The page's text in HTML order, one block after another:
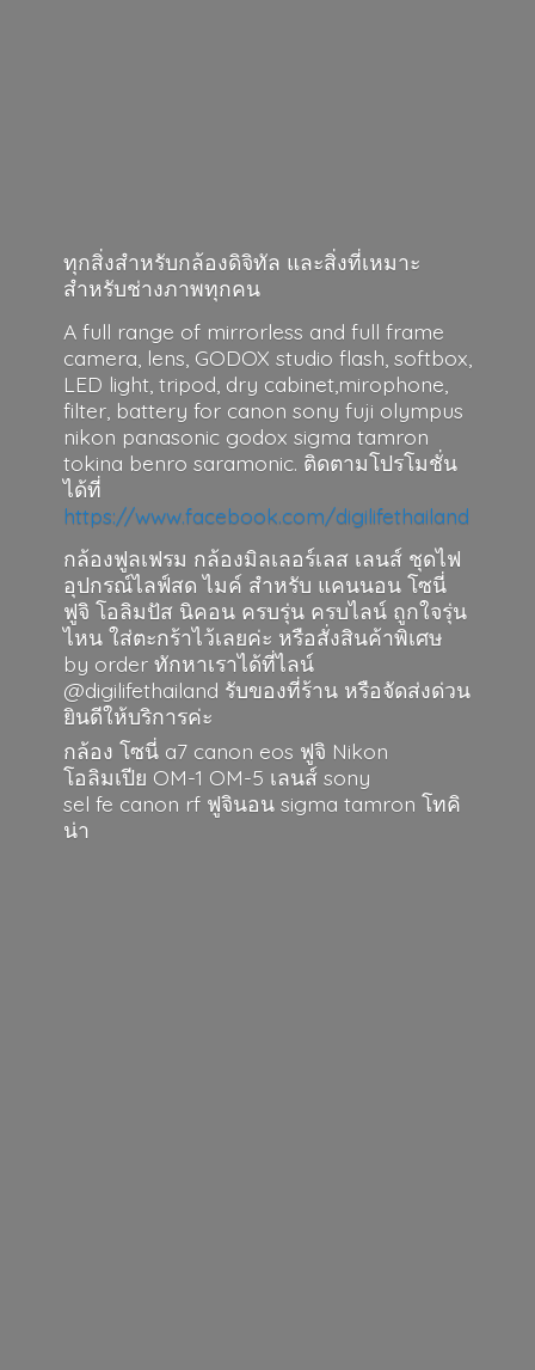
ทุกสิ่งสำหรับกล้องดิจิทัล และสิ่งที่เหมาะ
สำหรับช่างภาพทุกคน
A full range of mirrorless and full frame
camera, lens, GODOX studio flash, softbox,
LED light, tripod, dry cabinet,mirophone,
filter, battery for canon sony fuji olympus
nikon panasonic godox sigma tamron
tokina benro saramonic. ติดตามโปรโมชั่น
ได้ที่
https://www.facebook.com/digilifethailand
กล้องฟูลเฟรม กล้องมิลเลอร์เลส เลนส์ ชุดไฟ
อุปกรณ์ไลฟ์สด ไมค์ สำหรับ แคนนอน โซนี่
ฟูจิ โอลิมปัส นิคอน ครบรุ่น ครบไลน์ ถูกใจรุ่น
ไหน ใส่ตะกร้าไว้เลยค่ะ หรือสั่งสินค้าพิเศษ
by order ทักหาเราได้ที่ไลน์
@digilifethailand รับของที่ร้าน หรือจัดส่งด่วน
ยินดีให้บริการค่ะ
กล้อง โซนี่ a7 canon eos ฟูจิ Nikon
โอลิมเปีย OM-1 OM-5 เลนส์ sony
sel fe canon rf ฟูจินอน sigma tamron โทคิ
น่า